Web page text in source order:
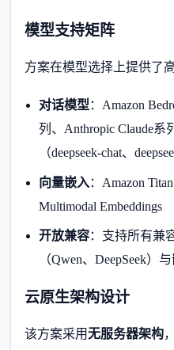
模型支持矩阵
方案在模型选择上提供了
对话模型 ：Amazon
列、Anthropic Claude系
（deepseek-chat、
向量嵌入：Amazon
Multimodal Embeddings
开放兼容：支持所有兼
（Qwen、DeepSeek）
云原生架构设计
该方案采用无服务器架构